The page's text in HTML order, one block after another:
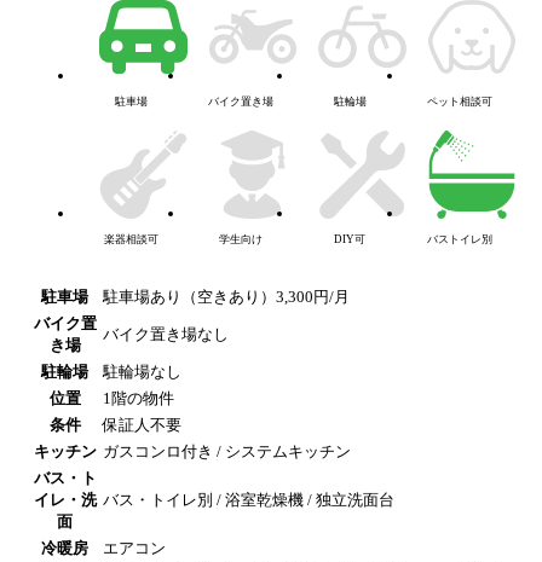
駐車場 バイク置き場 駐輪場 ペット相談可
楽器相談可 学生向け DIY可 バストイレ別
駐車場
駐車場あり（空きあり）3,300円/月
バイク置
き場
バイク置き場なし
駐輪場
駐輪場なし
位置
1階の物件
条件
保証人不要
キッチン ガスコンロ付き / システムキッチン
バス・ト
イレ・洗
面
バス・トイレ別 / 浴室乾燥機 / 独立洗面台
冷暖房
エアコン